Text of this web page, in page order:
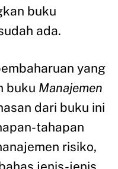
buku
ada.
yang
buku Manajemen
dari buku ini
tahapan
risiko,